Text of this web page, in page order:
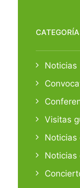
Noticias
Visitas
Noticias
Noticias